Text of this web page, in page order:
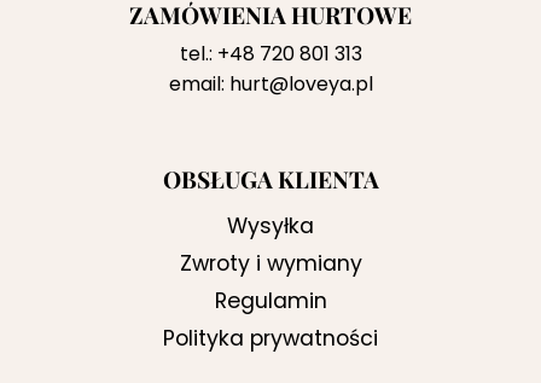
ZAMÓWIENIA HURTOWE
tel.: +48 720 801 313
email: hurt@loveya.pl
OBSŁUGA KLIENTA
Wysyłka
Zwroty i wymiany
Regulamin
Polityka prywatności